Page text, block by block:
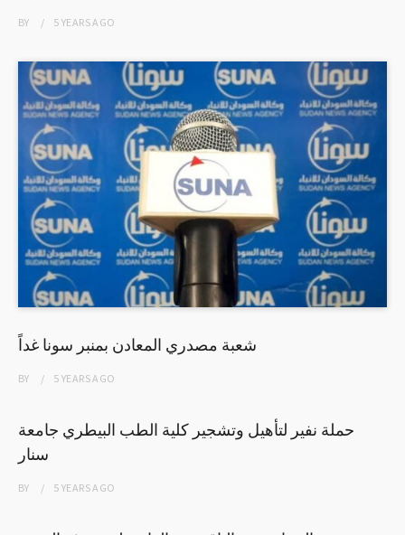
BY 5 YEARSAGO
شعبة مصدري المعادن بمنبر سونا غداً
BY 5 YEARSAGO
حملة نفير لتأهيل وتشجير كلية الطب البيطري جامعة
سنار
BY 5 YEARSAGO